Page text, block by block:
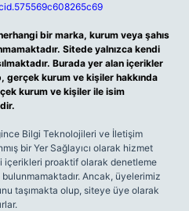
bir marka, kurum veya şahıs
Sitede yalnızca kendi
Burada yer alan içerikler
gerçek kurum ve kişiler hakkında
kurum ve kişiler ile isim
Bilgi Teknolojileri ve İletişim
bir Yer Sağlayıcı olarak hizmet
içerikleri proaktif olarak denetleme
Ancak, üyelerimiz
taşımakta olup, siteye üye olarak